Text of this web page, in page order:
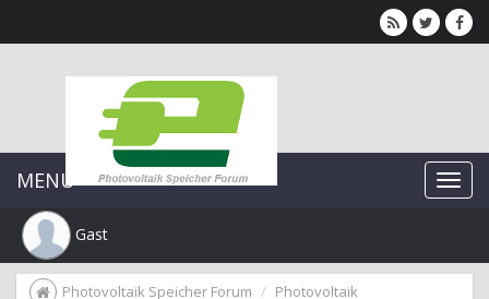
MENU
Gast
Photovoltaik Speicher Forum Photovoltaik